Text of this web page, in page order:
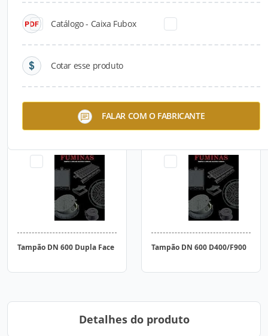
Catálogo - Caixa Fubox
Cotar esse produto
FALAR COM O FABRICANTE
Tampão DN 500 Classe
B125/C250 Grelhado
Tampão DN 600 Dupla Face Tampão DN 600 D400/F900
Detalhes do produto